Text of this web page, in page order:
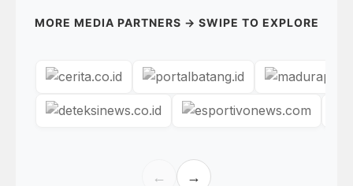
MORE MEDIA PARTNERS → SWIPE TO EXPLORE
← →